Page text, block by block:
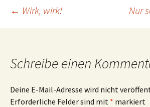
Beitrags-
← Wirk, wirk! Nur
Schreibe einen
Deine E-Mail-Adresse wird nicht
Erforderliche Felder sind mit * markiert